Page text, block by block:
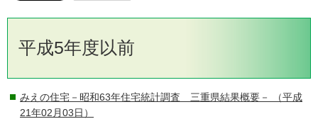
平成5年度以前
みえの住宅－昭和63年住宅統計調査 三重県結果概要－
（平成
21年02月03日）